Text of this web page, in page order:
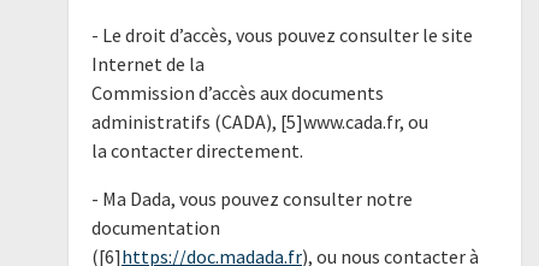
- Le droit d’accès, vous pouvez consulter le site
Internet de la
Commission d’accès aux documents
administratifs (CADA), [5]www.cada.fr, ou
la contacter directement.
- Ma Dada, vous pouvez consulter notre
documentation
([6]https://doc.madada.fr), ou nous contacter à